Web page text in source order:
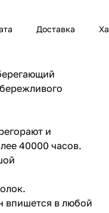
Доставка
и
40000 часов.
впишется в любой